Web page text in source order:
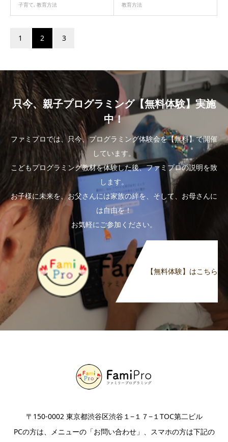
子育て, 教育方法 教育方法
1 2 3
只今、親子プログラミング【無料体験】実施
中！
ファミプロでは、只今、プログラミング体験会を【無料】で開催
しています。
こどもプログラミング教材を体験した後、ファミプロの説明を致
します。
お子様に未来を、お父さんには家族の絆を、そして、お母さんに
は自由を！
お気軽にご参加ください。
【無料体験】はこちら
〒150-0002 東京都渋谷区渋谷１−１７−１TOC第二ビル
PCの方は、メニューの「お問い合わせ」、スマホの方は下記の